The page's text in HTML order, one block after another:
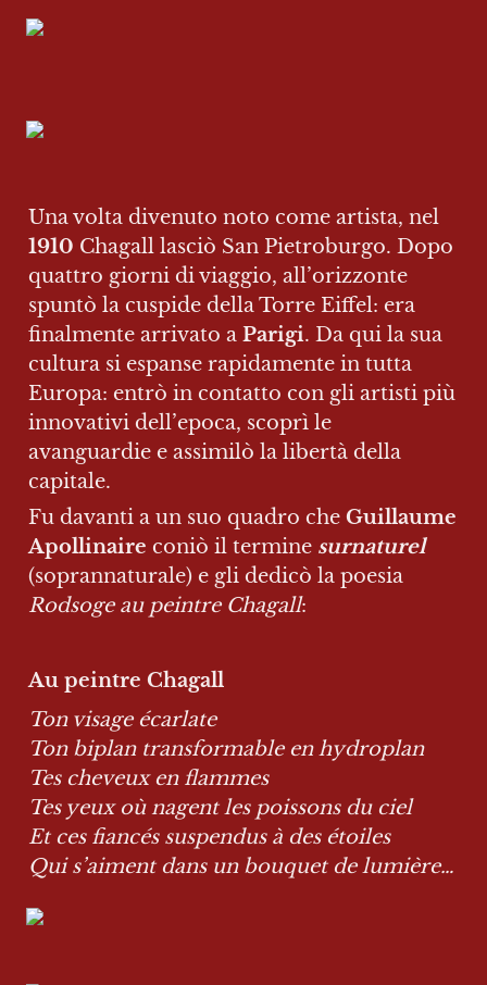
1910 Chagall lasciò San Pietroburgo. Dopo
quattro giorni di viaggio, all’orizzonte
spuntò la cuspide della Torre Eiffel: era
finalmente arrivato a Parigi. Da qui la sua
cultura si espanse rapidamente in tutta
Europa: entrò in contatto con gli artisti più
innovativi dell’epoca, scoprì le
avanguardie e assimilò la libertà della
capitale.
Fu davanti a un suo quadro che Guillaume
Apollinaire coniò il termine surnaturel
Rodsoge au peintre Chagall:
Au peintre Chagall
Ton visage écarlate
Ton biplan transformable en hydroplan
Tes cheveux en flammes
Tes yeux où nagent les poissons du ciel
Et ces fiancés suspendus à des étoiles
Qui s’aiment dans un bouquet de lumière…